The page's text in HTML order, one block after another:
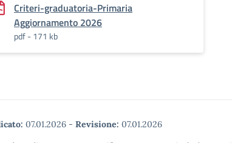
Criteri-graduatoria-Primaria
Aggiornamento 2026
pdf - 171 kb
07.01.2026 - Revisione: 07.01.2026